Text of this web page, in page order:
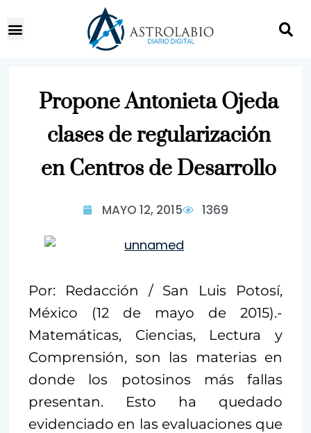
Propone Antonieta Ojeda
clases de regularización
en Centros de Desarrollo
MAYO 12, 2015 1369
Por: Redacción / San Luis Potosí,
México (12 de mayo de 2015).-
Matemáticas, Ciencias, Lectura y
Comprensión, son las materias en
donde los potosinos más fallas
presentan. Esto ha quedado
evidenciado en las evaluaciones que